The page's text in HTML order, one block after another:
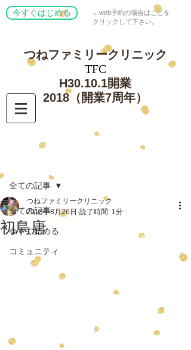
今すぐはじめる
←web予約の場合はここを
クリックして下さい。
つねファミリークリニック
​TFC
​H30.10.1開業
​2018（開業7周年）
全ての記事
今すぐ始める
コミュニティ
全ての記事
初鳥唐
つねファミリークリニック
2018年8月26日 読了時間: 1分